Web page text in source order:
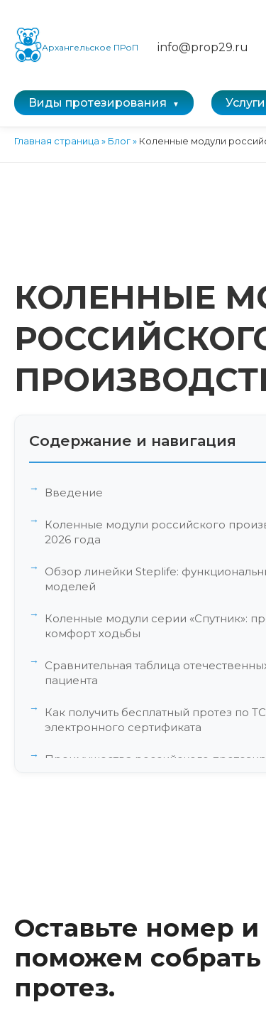
Архангельское ПРоП info@prop29.ru
Виды протезирования Услуги
Главная страница » Блог» Коленные модули
КОЛЕННЫЕ
Содержание и навигация
Введение
Коленные модули российского
2026 года
Обзор линейки Steplife:
моделей
Коленные модули серии «Спутник»:
комфорт ходьбы
Сравнительная таблица
пациента
Как получить бесплатный протез по
электронного сертификата
Преимущества российского
Об авторе
Оставьте номер
поможем
протез.